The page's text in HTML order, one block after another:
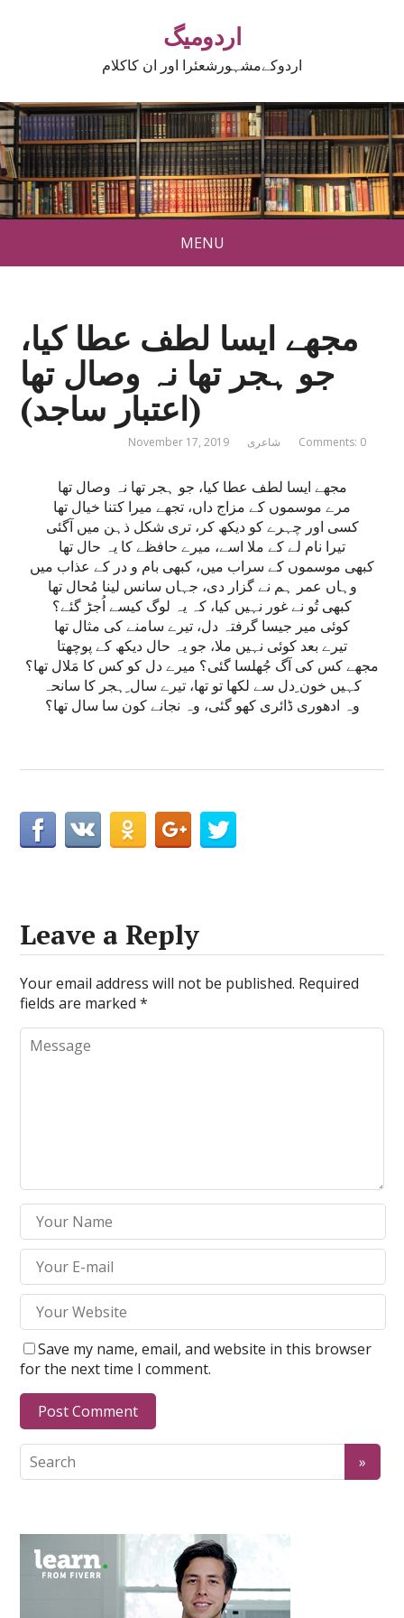
اردومیگ
اردوکےمشہورشعئرا اور ان کاکلام
MENU
مجھے ایسا لطف عطا کیا،
جو ہجر تھا نہ وصال تھا
(اعتبار ساجد)
November 17, 2019 شاعری Comments: 0
مجھے ایسا لطف عطا کیا، جو ہجر تھا نہ وصال تھا
مرے موسموں کے مزاج داں، تجھے میرا کتنا خیال تھا
کسی اور چہرے کو دیکھ کر، تری شکل ذہن میں آگئی
تیرا نام لے کے ملا اسے، میرے حافظے کا یہ حال تھا
کبھی موسموں کے سراب میں، کبھی بام و در کے عذاب میں
وہاں عمر ہم نے گزار دی، جہاں سانس لینا مُحال تھا
کبھی تُو نے غور نہیں کیا، کہ یہ لوگ کیسے اُجڑ گئے؟
کوئی میر جیسا گرفتہ دل، تیرے سامنے کی مثال تھا
تیرے بعد کوئی نہیں ملا، جو یہ حال دیکھ کے پوچھتا
مجھے کس کی آگ جُھلسا گئی؟ میرے دل کو کس کا مَلال تھا؟
کہیں خون ِدل سے لکھا تو تھا، تیرے سال ِہجر کا سانحہ
وہ ادھوری ڈائری کھو گئی، وہ نجانے کون سا سال تھا؟
Leave a Reply
Your email address will not be published. Required
fields are marked*
Save my name, email, and website in this browser
for the next time I comment.